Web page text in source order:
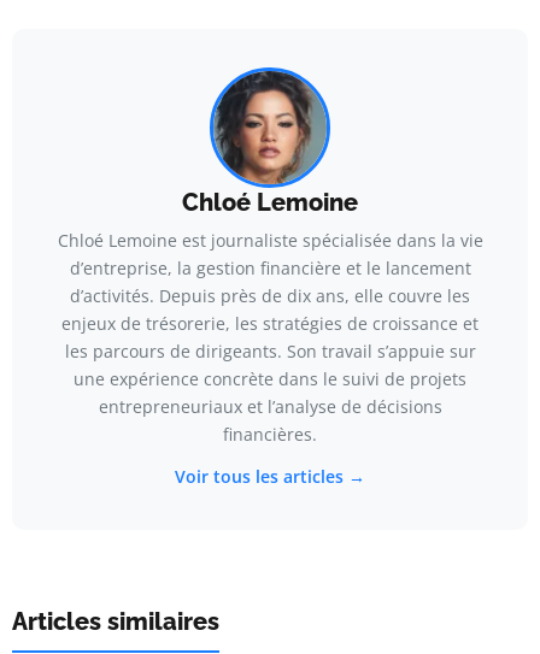
Chloé Lemoine
Chloé Lemoine est journaliste spécialisée dans la vie
d’entreprise, la gestion financière et le lancement
d’activités. Depuis près de dix ans, elle couvre les
enjeux de trésorerie, les stratégies de croissance et
les parcours de dirigeants. Son travail s’appuie sur
une expérience concrète dans le suivi de projets
entrepreneuriaux et l’analyse de décisions
financières.
Voir tous les articles →
Articles similaires